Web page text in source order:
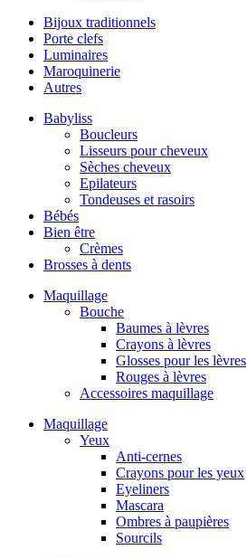
Bijoux traditionnels
Porte clefs
Luminaires
Maroquinerie
Autres
Babyliss
Boucleurs
Lisseurs pour cheveux
Sèches cheveux
Epilateurs
Tondeuses et rasoirs
Bébés
Bien être
Crèmes
Brosses à dents
Maquillage
Bouche
Baumes à lèvres
Crayons à lèvres
Glosses pour les lèvres
Rouges à lèvres
Accessoires maquillage
Maquillage
Yeux
Anti-cernes
Crayons pour les yeux
Eyeliners
Mascara
Ombres à paupières
Sourcils